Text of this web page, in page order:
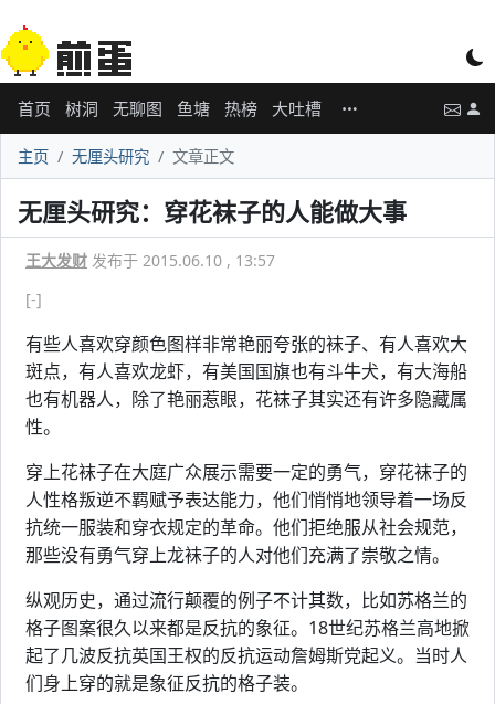
首页 树洞 无聊图 鱼塘 热榜 大吐槽
主页 无厘头研究 文章正文
无厘头研究：穿花袜子的人能做大事
王大发财 发布于 2015.06.10 , 13:57
[-]
有些人喜欢穿颜色图样非常艳丽夸张的袜子、有人喜欢大
斑点，有人喜欢龙虾，有美国国旗也有斗牛犬，有大海船
也有机器人，除了艳丽惹眼，花袜子其实还有许多隐藏属
性。
穿上花袜子在大庭广众展示需要一定的勇气，穿花袜子的
人性格叛逆不羁赋予表达能力，他们悄悄地领导着一场反
抗统一服装和穿衣规定的革命。他们拒绝服从社会规范，
那些没有勇气穿上龙袜子的人对他们充满了崇敬之情。
纵观历史，通过流行颠覆的例子不计其数，比如苏格兰的
格子图案很久以来都是反抗的象征。18世纪苏格兰高地掀
起了几波反抗英国王权的反抗运动詹姆斯党起义。当时人
们身上穿的就是象征反抗的格子装。